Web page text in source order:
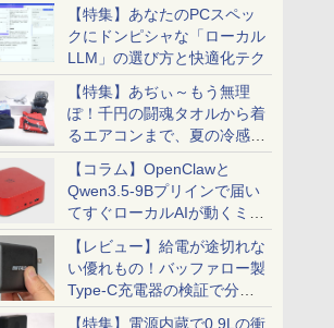
【特集】あなたのPCスペッ
クにドンピシャな「ローカル
LLM」の選び方と快適化テク
【特集】あぢぃ～もう無理
ぽ！千円の闘魂タオルから着
るエアコンまで、夏の冷感グ
ッズ一挙紹介
【コラム】OpenClawと
Qwen3.5-9Bプリインで届い
てすぐローカルAIが動くミニ
PC「SER9 Pro」
【レビュー】給電が途切れな
い優れもの！バッファロー製
Type-C充電器の検証で分か
ったこと
【特集】電源内蔵で0.9Lの衝